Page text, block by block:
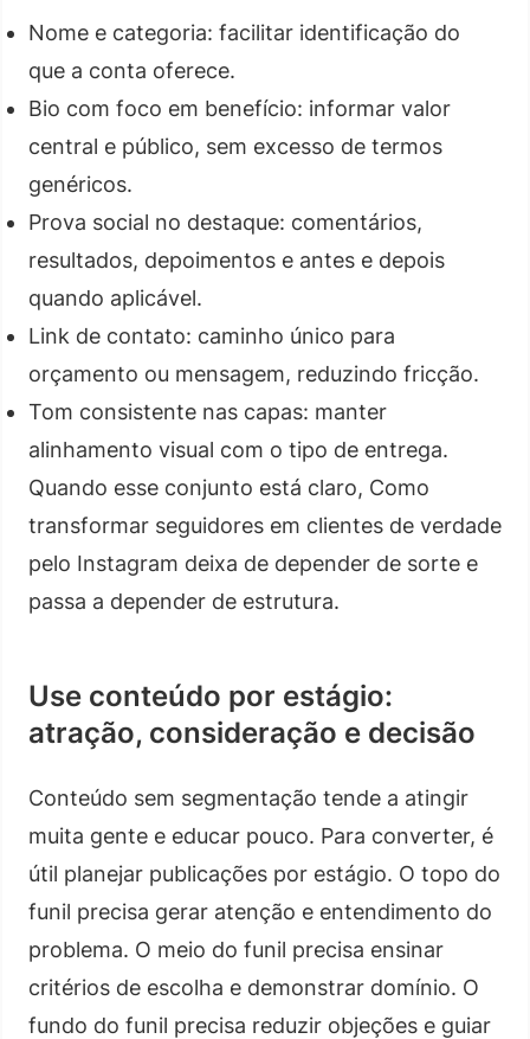
Nome e categoria: facilitar identificação do
que a conta oferece.
Bio com foco em benefício: informar valor
central e público, sem excesso de termos
genéricos.
Prova social no destaque: comentários,
resultados, depoimentos e antes e depois
quando aplicável.
Link de contato: caminho único para
orçamento ou mensagem, reduzindo fricção.
Tom consistente nas capas: manter
alinhamento visual com o tipo de entrega.
Quando esse conjunto está claro, Como
transformar seguidores em clientes de verdade
pelo Instagram deixa de depender de sorte e
passa a depender de estrutura.
Use conteúdo por estágio:
atração, consideração e decisão
Conteúdo sem segmentação tende a atingir
muita gente e educar pouco. Para converter, é
útil planejar publicações por estágio. O topo do
funil precisa gerar atenção e entendimento do
problema. O meio do funil precisa ensinar
critérios de escolha e demonstrar domínio. O
fundo do funil precisa reduzir objeções e guiar